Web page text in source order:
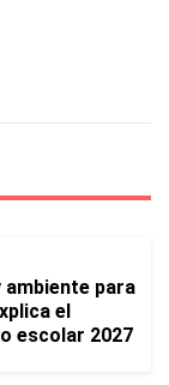
ambiente para
el
escolar 2027